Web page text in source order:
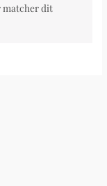
matcher dit